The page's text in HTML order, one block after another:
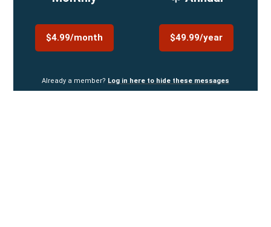
$4.99/month $49.99/year
Already a member? Log in here to hide these messages